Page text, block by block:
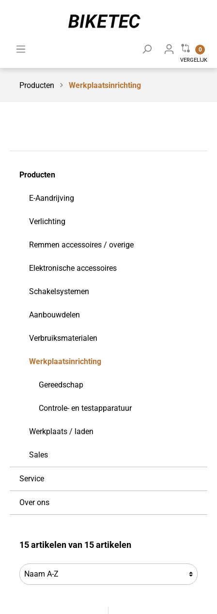
0
VERGELIJK
Producten Werkplaatsinrichting
Producten
E-Aandrijving
Verlichting
Remmen accessoires / overige
Elektronische accessoires
Schakelsystemen
Aanbouwdelen
Verbruiksmaterialen
Werkplaatsinrichting
Gereedschap
Controle- en testapparatuur
Werkplaats / laden
Sales
Service
Over ons
15 artikelen van 15 artikelen